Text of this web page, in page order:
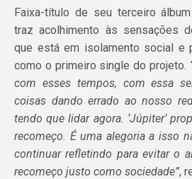
Faixa-título de seu terceiro
traz acolhimento às sensações
que está em isolamento social e
como o primeiro single do projeto.
com esses tempos, com essa
coisas dando errado ao nosso
tendo que lidar agora. ‘Júpiter’
recomeço. É uma alegoria a isso
continuar refletindo para evitar o
recomeço justo como sociedade”,